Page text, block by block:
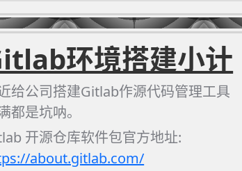
的平台的时候还得过一遍样式，比较
。而且这些扩展的功能也用得不太
另外stackedit时不时被墙然后访问很
定也是挺麻烦的一件事儿。
说这个gitbook，看中他是觉得它做了
可持续集成的功能。就是
完以后可以通知gitbook然后让
自动构建文档内容。这点和比如
环境搭建小计
给公司搭建Gitlab作源代码管理工具
都是坑呐。
开源仓库软件包官方地址:
about.gitlab.com/